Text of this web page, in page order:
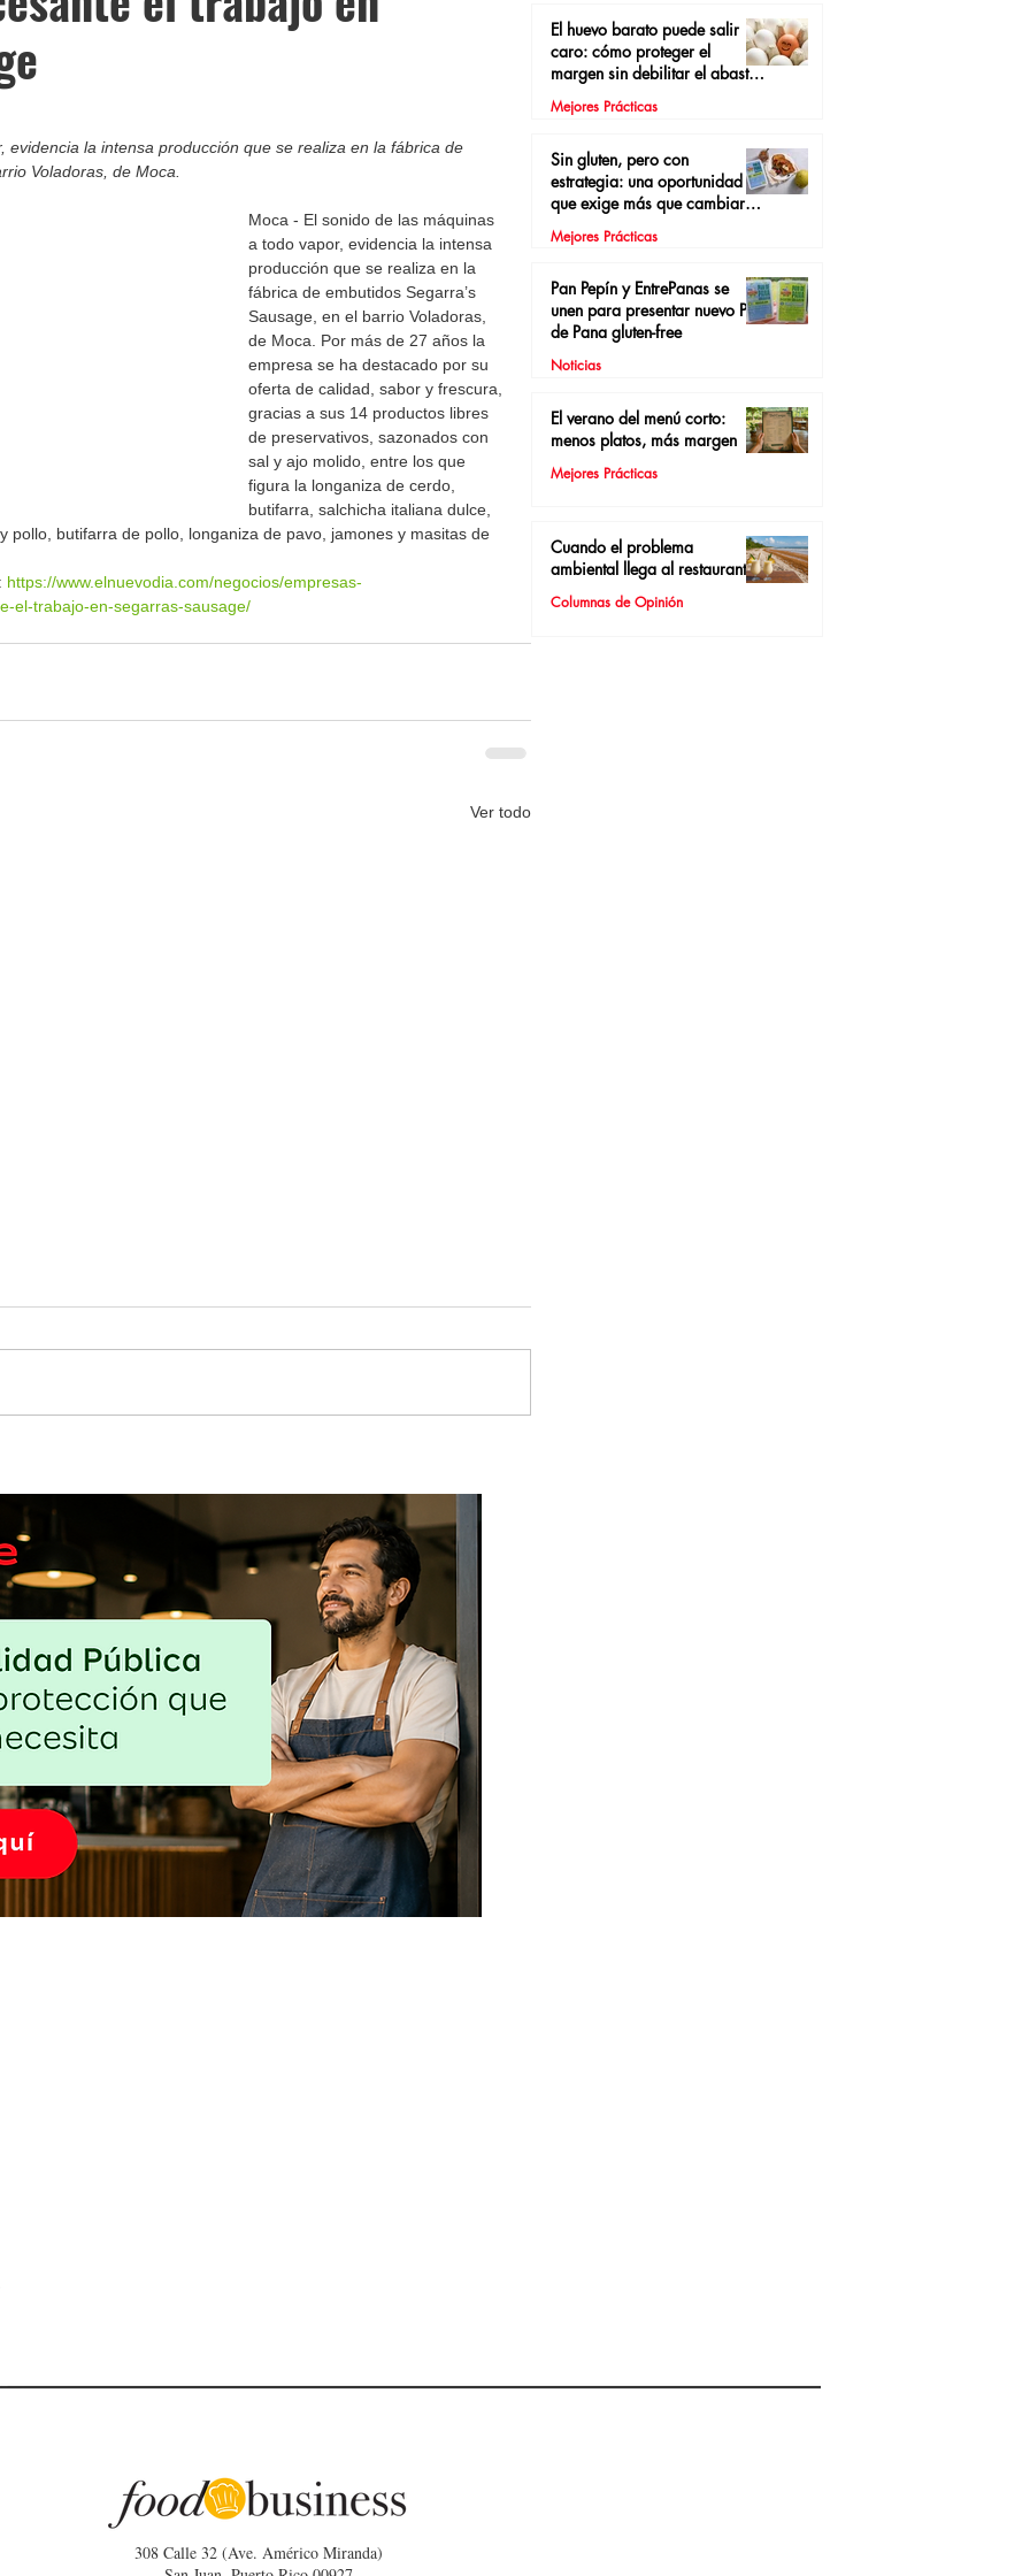
evidencia la intensa producción que se realiza en la fábrica de
Voladoras, de Moca.
Moca - El sonido de las máquinas
a todo vapor, evidencia la intensa
producción que se realiza en la
fábrica de embutidos Segarra’s
Sausage, en el barrio Voladoras,
de Moca. Por más de 27 años la
empresa se ha destacado por su
oferta de calidad, sabor y frescura,
gracias a sus 14 productos libres
de preservativos, sazonados con
sal y ajo molido, entre los que
figura la longaniza de cerdo,
butifarra, salchicha italiana dulce,
pollo, butifarra de pollo, longaniza de pavo, jamones y masitas de
https://www.elnuevodia.com/negocios/empresas-
el-trabajo-en-segarras-sausage/
Ver todo
DUNDA llega a Bayamón con propuesta
gastronómica, cultural y colaborativa
El huevo barato puede salir
caro: cómo proteger el
margen sin debilitar el abasto
local
Mejores Prácticas
Sin gluten, pero con
estrategia: una oportunidad
que exige más que cambiar el
pan
Mejores Prácticas
Pan Pepín y EntrePanas se
unen para presentar nuevo Pan
de Pana gluten-free
Noticias
El verano del menú corto:
menos platos, más margen
Mejores Prácticas
Cuando el problema
ambiental llega al restaurante
Columnas de Opinión
308 Calle 32 (Ave. Américo Miranda)